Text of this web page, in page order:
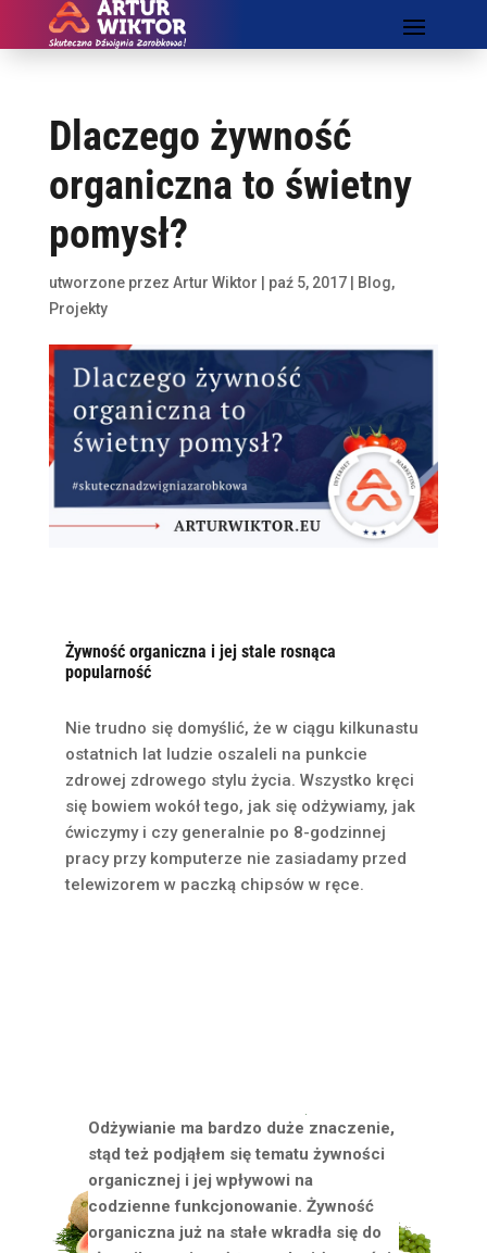
Dlaczego żywność
organiczna to świetny
pomysł?
utworzone przez Artur Wiktor paź 5, 2017| Blog,
Projekty
Żywność organiczna i jej stale rosnąca
popularność
Nie trudno się domyślić, że w ciągu kilkunastu
ostatnich lat ludzie oszaleli na punkcie
zdrowej zdrowego stylu życia. Wszystko kręci
się bowiem wokół tego, jak się odżywiamy, jak
ćwiczymy i czy generalnie po 8-godzinnej
pracy przy komputerze nie zasiadamy przed
telewizorem w paczką chipsów w ręce.
Odżywianie ma bardzo duże znaczenie,
stąd też podjąłem się tematu żywności
organicznej i jej wpływowi na
codzienne funkcjonowanie. Żywność
organiczna już na stałe wkradła się do